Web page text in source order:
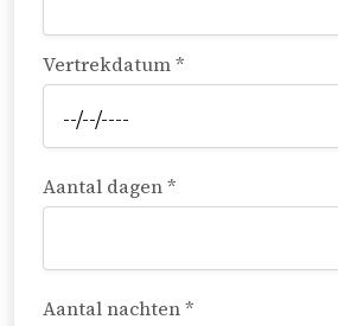
Vertrekdatum *
Aantal dagen *
Aantal nachten *